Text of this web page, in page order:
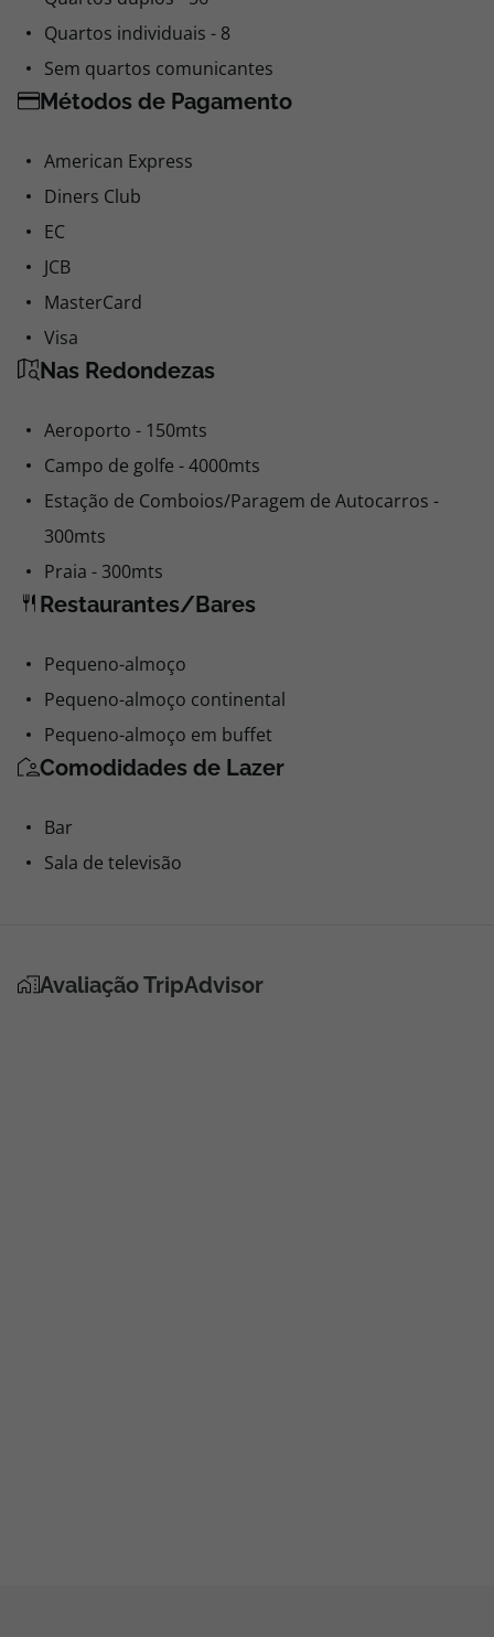
Quartos individuais - 8
Sem quartos comunicantes
Métodos de Pagamento
American Express
Diners Club
EC
JCB
MasterCard
Visa
Nas Redondezas
Aeroporto - 150mts
Campo de golfe - 4000mts
Estação de Comboios/Paragem de Autocarros -
300mts
Praia - 300mts
Restaurantes/Bares
Pequeno-almoço
Pequeno-almoço continental
Pequeno-almoço em buffet
Comodidades de Lazer
Bar
Sala de televisão
Avaliação TripAdvisor